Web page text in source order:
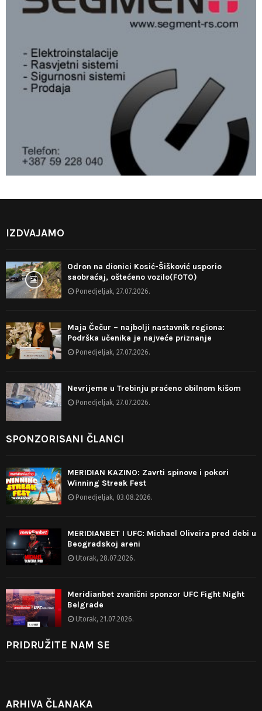
IZDVAJAMO
Odron na dionici Kosić-Šišković usporio
saobraćaj, oštećeno vozilo(FOTO)
Ponedjeljak, 27.07.2026.
Maja Čečur – najbolji nastavnik regiona:
Podrška učenika je najveće priznanje
Ponedjeljak, 27.07.2026.
Nevrijeme u Trebinju praćeno obilnom kišom
Ponedjeljak, 27.07.2026.
SPONZORISANI ČLANCI
MERIDIAN KAZINO: Zavrti spinove i pokori
Winning Streak Fest
Ponedjeljak, 03.08.2026.
MERIDIANBET I UFC: Michael Oliveira pred debi u
Beogradskoj areni
Utorak, 28.07.2026.
Meridianbet zvanični sponzor UFC Fight Night
Belgrade
Utorak, 21.07.2026.
PRIDRUŽITE NAM SE
ARHIVA ČLANAKA